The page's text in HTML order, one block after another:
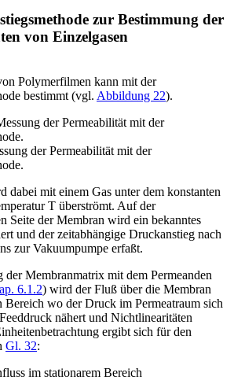
zur Bestimmung der
von Einzelgasen
Polymerfilmen kann mit der
bestimmt (vgl. Abbildung 22).
der Permeabilität mit der
dabei mit einem Gas unter dem konstanten
T überströmt. Auf der
Seite der Membran wird ein bekanntes
und der zeitabhängige Druckanstieg nach
zur Vakuumpumpe erfaßt.
der Membranmatrix mit dem Permeanden
6.1.2) wird der Fluß über die Membran
Bereich wo der Druck im Permeatraum sich
nähert und Nichtlinearitäten
ergibt sich für den
Gl. 32: